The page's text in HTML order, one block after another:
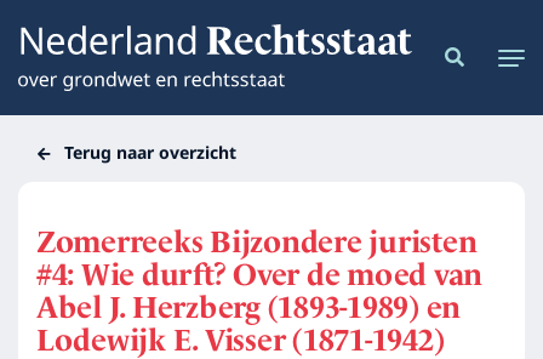
Terug naar overzicht
Zomerreeks Bijzondere juristen
#4: Wie durft? Over de moed van
Abel J. Herzberg (1893-1989) en
Lodewijk E. Visser (1871-1942)